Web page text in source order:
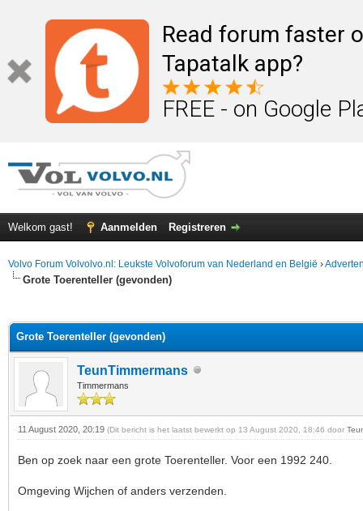
Read forum faster
Tapatalk app?
FREE - on Google
Welkom gast! Aanmelden Registreren
Volvo Forum Volvolvo.nl: Leukste Volvoforum van Nederland en België ›
Grote Toerenteller (gevonden)
Grote Toerenteller (gevonden)
TeunTimmermans
Timmermans
11 August 2020, 20:19 (Dit bericht is het laatst bewerkt op 13 August 2020, 18:46 door
Ben op zoek naar een grote Toerenteller. Voor een 1992 240.
Omgeving Wijchen of anders verzenden.